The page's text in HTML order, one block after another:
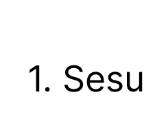
1.